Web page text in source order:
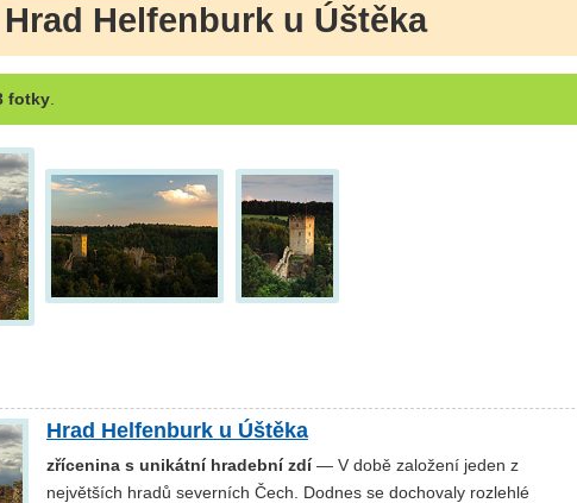
Helfenburk u Úštěka
fotky.
Hrad Helfenburk u Úštěka
zřícenina s unikátní hradební zdí— V době založení jeden z
největších hradů severních Čech. Dodnes se dochovaly rozlehlé